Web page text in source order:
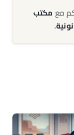
مع مكتب
.